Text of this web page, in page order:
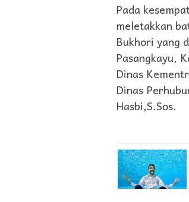
Pada
meletakkan
Bukhori yang
Pasangkayu,
Dinas
Dinas
Hasbi,S.Sos.